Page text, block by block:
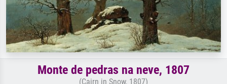
Monte de pedras na neve, 1807
(Cairn in Snow, 1807)